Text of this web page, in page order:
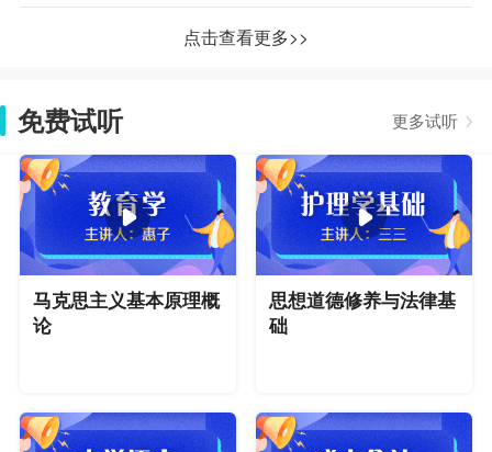
点击查看更多>>
免费试听 更多试听
马克思主义基本原理概
论
思想道德修养与法律基
础